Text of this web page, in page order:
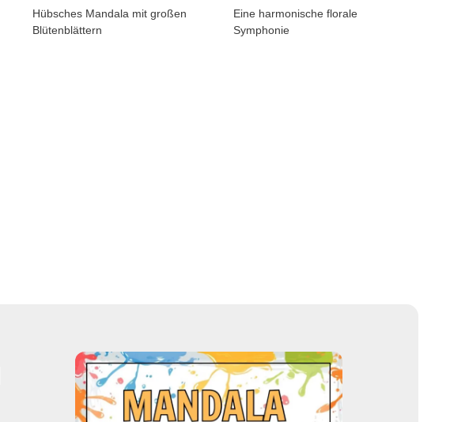
Hübsches Mandala mit großen
Blütenblättern
Eine harmonische florale
Symphonie